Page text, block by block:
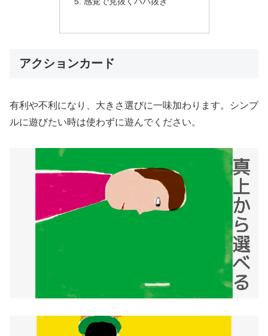
アクションカード
有利や不利になり、大きさ選びに一味加わります。シンプ
ルに遊びたい時は使わずに遊んでください。